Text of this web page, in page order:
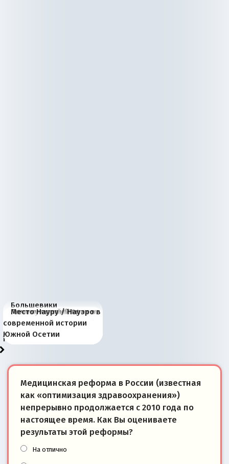
Большевики
отличаются от «Яблока»
тем, что они -
победители
Киевская марионетка
Запада рассказала о
«переобувании» хозяев
В России назрели
перемены: 15 шагов к
суверенной экономике
Миграционный пожар
Европы
Россия начинает
сбрасывать балласт
Анкориджа
Россия зимой 1904
года: первые уступки во
внутренней политике
Русская нация вчера и
сегодня
Почему правый крах в
Варшаве не поможет её
отношениям с Россией?
Место Науру / Науэро в
современной истории
Южной Осетии
Медицинская реформа в России (известная
как «оптимизация здравоохранения»)
непрерывно продолжается с 2010 года по
настоящее время. Как Вы оцениваете
результаты этой реформы?
На отлично